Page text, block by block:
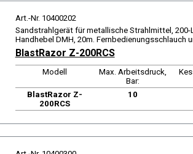
Art.-Nr. 10400202
Sandstrahlgerät für metallische Strahlmittel, 200-
Handhebel DMH, 20m. Fernbedienungsschlauch
BlastRazor Z-200RCS
Modell
Max. Arbeitsdruck,
Bar:
BlastRazor Z-
200RCS
10